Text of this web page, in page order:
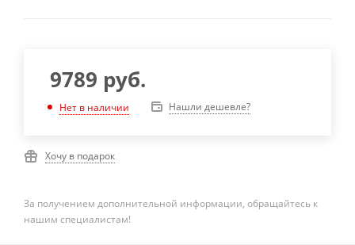
9789 руб.
Нет в наличии Нашли дешевле?
Хочу в подарок
За получением дополнительной информации, обращайтесь к
нашим специалистам!